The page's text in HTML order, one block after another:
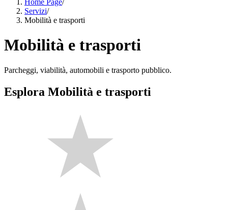
Home Page/
Servizi/
Mobilità e trasporti
Mobilità e trasporti
Parcheggi, viabilità, automobili e trasporto pubblico.
Esplora Mobilità e trasporti